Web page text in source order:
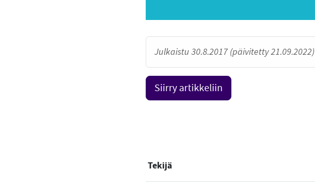
Julkaistu 30.8.2017 (päivitetty 21.09.2022)
Siirry artikkeliin
Tekijä